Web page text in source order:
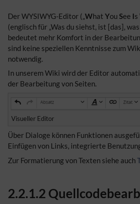
Der WYSIWYG-Editor („What You See Is
(englisch für „Was du siehst, ist [das],
bedeutet mehr Komfort in der
sind keine speziellen Kenntnisse zum
notwendig.
In unserem Wiki wird der Editor
der Bearbeitung von Seiten.
Visueller Editor
Über Dialoge können Funktionen
Einfügen von Links, integrierte
Zur Formatierung von Texten siehe auch
2.2.1.2